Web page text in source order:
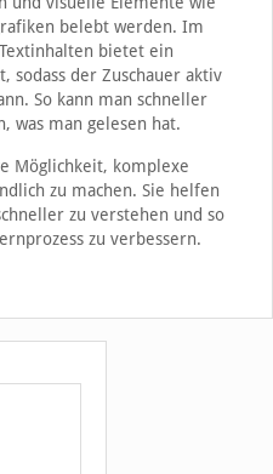
belebt werden. Im
bietet ein
sodass der Zuschauer aktiv
So kann man schneller
was man gelesen hat.
Möglichkeit, komplexe
zu machen. Sie helfen
zu verstehen und so
zu verbessern.